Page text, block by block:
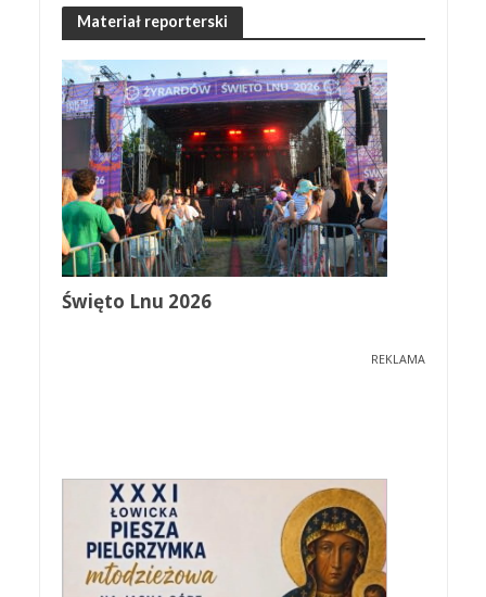
Materiał reporterski
Święto Lnu 2026
REKLAMA